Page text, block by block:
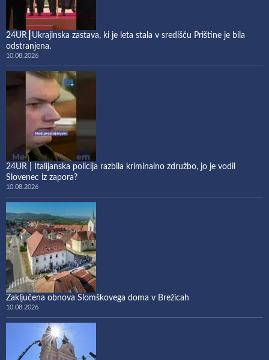
24UR┃Ukrajinska zastava, ki je leta stala v središču Prištine je bila
odstranjena.
10.08.2026
24UR | Italijanska policija razbila kriminalno združbo, jo je vodil
Slovenec iz zapora?
10.08.2026
Zaključena obnova Slomškovega doma v Brežicah
10.08.2026